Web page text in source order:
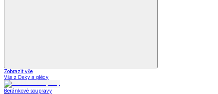
Zobrazit vše
Vše z Deky a plédy
Beránkové soupravy